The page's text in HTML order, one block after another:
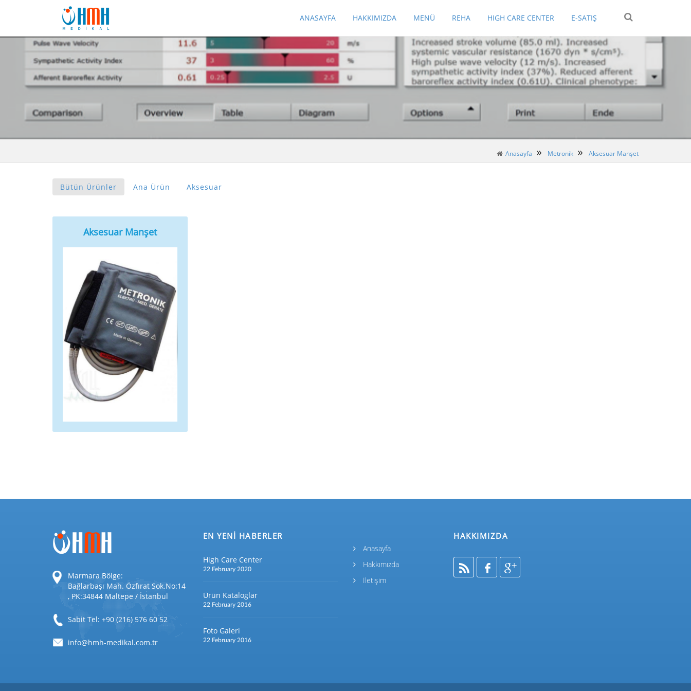
ANASAYFA HAKKIMIZDA MENÜ REHA HIGH CARE CENTER E-SATIŞ
Anasayfa Metronik Aksesuar Manşet
Bütün Ürünler Ana Ürün Aksesuar
Aksesuar Manşet
Marmara Bölge:
Bağlarbaşı Mah. Özfırat Sok.No:14
, PK:34844 Maltepe / İstanbul
Sabit Tel: +90 (216) 576 60 52
EN YENİ HABERLER
High Care Center
22 February 2020
Ürün Kataloglar
22 February 2016
Foto Galeri
22 February 2016
Anasayfa
Hakkımızda
İletişim
HAKKIMIZDA